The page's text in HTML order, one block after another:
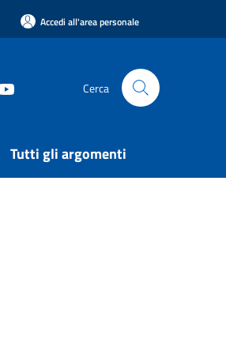
Accedi all'area personale
Cerca
Tutti gli argomenti